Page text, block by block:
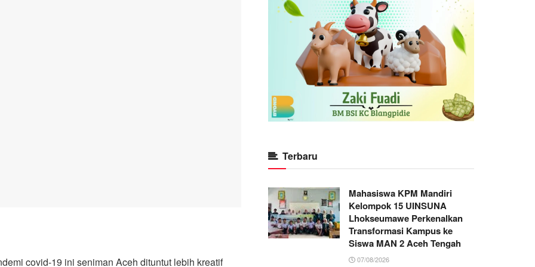
covid-19 ini seniman Aceh dituntut lebih kreatif
Terbaru
Mahasiswa KPM Mandiri
Kelompok 15 UINSUNA
Lhokseumawe Perkenalkan
Transformasi Kampus ke
Siswa MAN 2 Aceh Tengah
07/08/2026